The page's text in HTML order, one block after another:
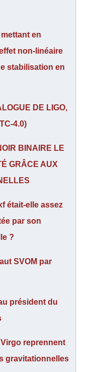
en
non-linéaire
stabilisation en
DE LIGO,
4.0)
BINAIRE LE
GRÂCE AUX
était-elle assez
par son
?
SVOM par
président du
reprennent
gravitationnelles